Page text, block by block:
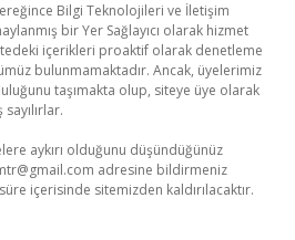
Bilgi Teknolojileri ve İletişim
bir Yer Sağlayıcı olarak hizmet
içerikleri proaktif olarak denetleme
bulunmamaktadır. Ancak, üyelerimiz
taşımakta olup, siteye üye olarak
aykırı olduğunu düşündüğünüz
adresine bildirmeniz
içerisinde sitemizden kaldırılacaktır.